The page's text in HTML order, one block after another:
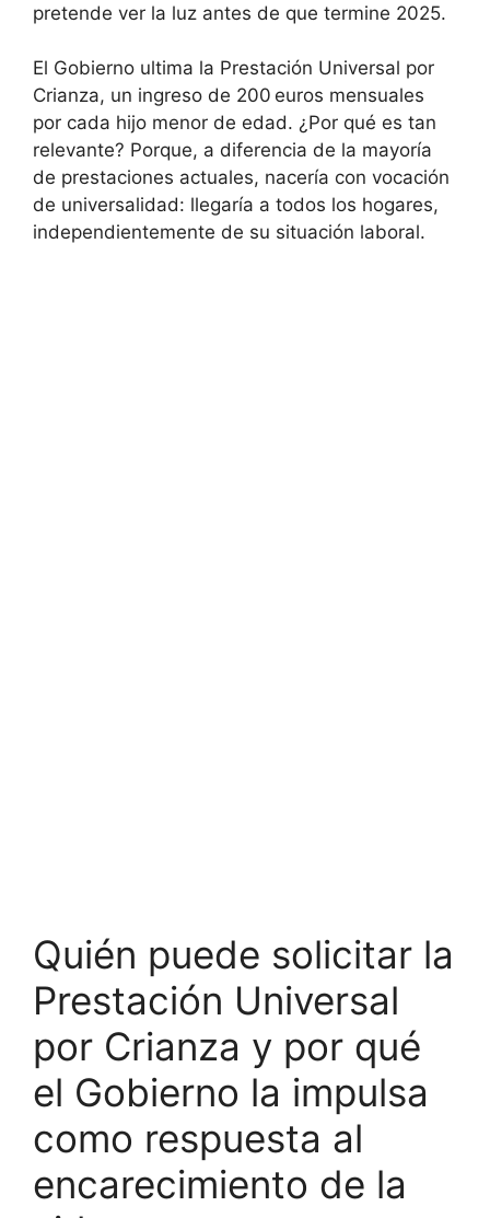
pretende ver la luz antes de que termine 2025.
El Gobierno ultima la Prestación Universal por
Crianza, un ingreso de 200 euros mensuales
por cada hijo menor de edad. ¿Por qué es tan
relevante? Porque, a diferencia de la mayoría
de prestaciones actuales, nacería con vocación
de universalidad: llegaría a todos los hogares,
independientemente de su situación laboral.
Quién puede solicitar la
Prestación Universal
por Crianza y por qué
el Gobierno la impulsa
como respuesta al
encarecimiento de la